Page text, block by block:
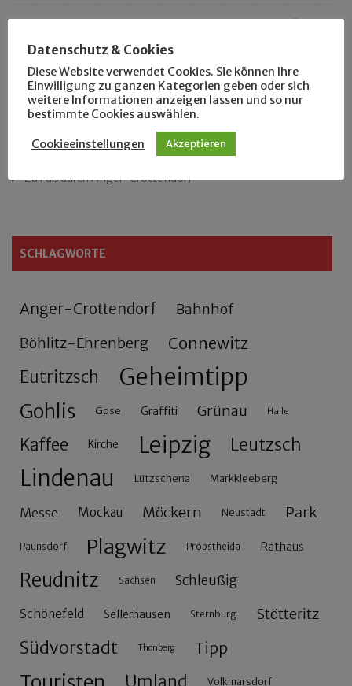
Der Leipziger Schmiedetag von 1904
Rennfahrer in Schönefeld und Zschocher
Zu Fuß durch Anger-Crottendorf
SCHLAGWORTE
Anger-Crottendorf Bahnhof
Böhlitz-Ehrenberg Connewitz
Eutritzsch Geheimtipp
Gohlis Gose Graffiti Grünau Halle
Kaffee Kirche Leipzig Leutzsch
Lindenau Lützschena Markkleeberg
Messe Mockau Möckern Neustadt Park
Paunsdorf Plagwitz Probstheida Rathaus
Reudnitz Sachsen Schleußig
Schönefeld Sellerhausen Sternburg Stötteritz
Südvorstadt Thonberg Tipp
Volkmarsdorf
Datenschutz & Cookies
Diese Website verwendet Cookies. Sie können Ihre
Einwilligung zu ganzen Kategorien geben oder sich
weitere Informationen anzeigen lassen und so nur
bestimmte Cookies auswählen.
Cookieeinstellungen Akzeptieren